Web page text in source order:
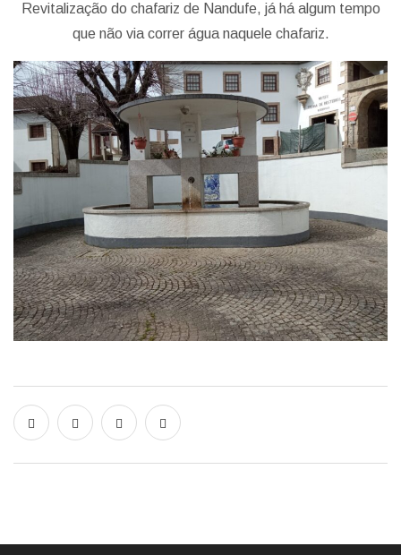
Revitalização do chafariz de Nandufe, já há algum tempo
que não via correr água naquele chafariz.